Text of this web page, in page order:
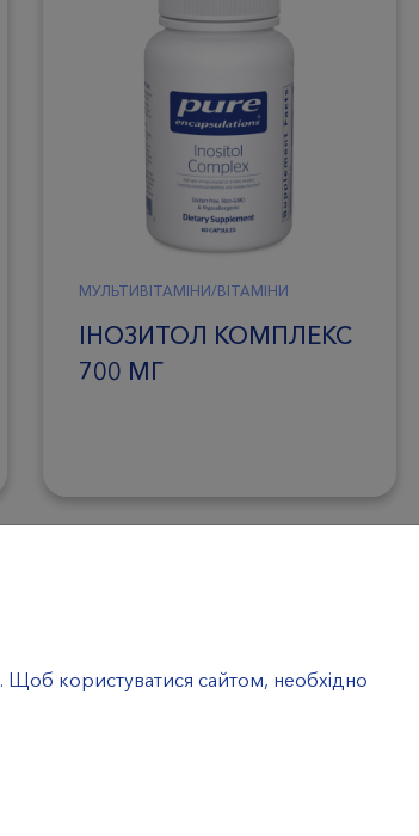
МУЛЬТИВІТАМІНИ/ВІТАМІНИ
ІНОЗИТОЛ КОМПЛЕКС
700 МГ
. Щоб користуватися сайтом, необхідно